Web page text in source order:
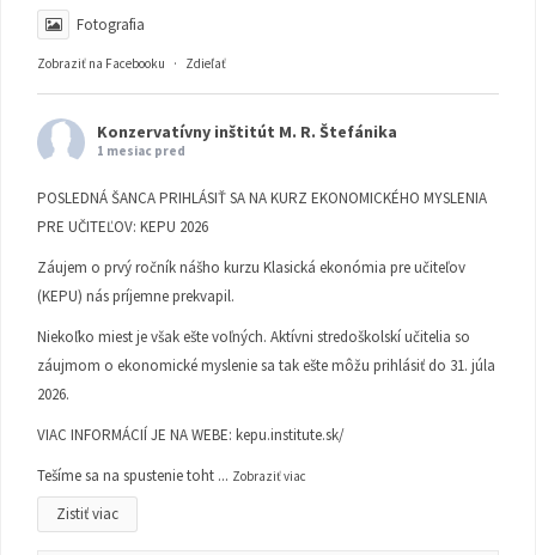
Fotografia
Zobraziť na Facebooku · Zdieľať
Konzervatívny inštitút M. R. Štefánika
1 mesiac pred
POSLEDNÁ ŠANCA PRIHLÁSIŤ SA NA KURZ EKONOMICKÉHO MYSLENIA
PRE UČITEĽOV: KEPU 2026
Záujem o prvý ročník nášho kurzu Klasická ekonómia pre učiteľov
(KEPU) nás príjemne prekvapil.
Niekoľko miest je však ešte voľných. Aktívni stredoškolskí učitelia so
záujmom o ekonomické myslenie sa tak ešte môžu prihlásiť do 31. júla
2026.
VIAC INFORMÁCIÍ JE NA WEBE: kepu.institute.sk/
Tešíme sa na spustenie toht ... Zobraziť viac
Zistiť viac